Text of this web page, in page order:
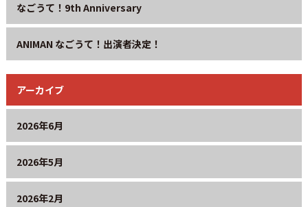
なごうて！9th Anniversary
ANIMAN なごうて！出演者決定！
アーカイブ
2026年6月
2026年5月
2026年2月